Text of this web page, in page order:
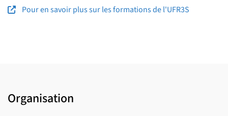
Pour en savoir plus sur les formations de l'UFR3S
Organisation